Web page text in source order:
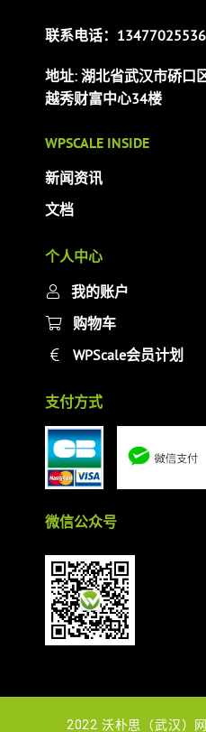
联系电话：13477025536
地址: 湖北省武汉市硚口
越秀财富中心34楼
WPSCALE INSIDE
新闻资讯
文档
个人中心
我的账户
购物车
WPScale会员计划
支付方式
微信公众号
2022 沃朴思（武汉）